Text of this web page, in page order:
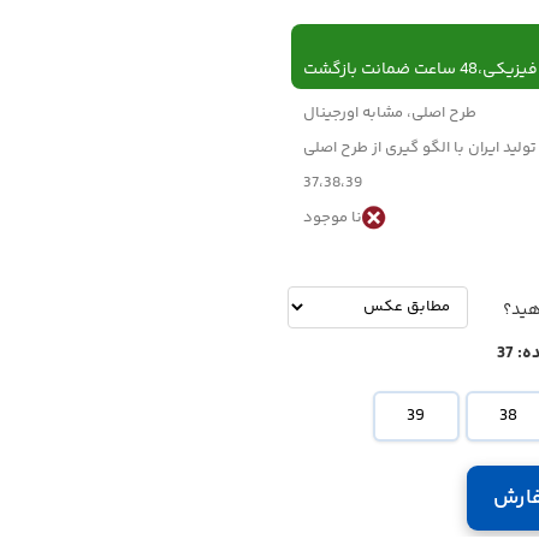
ضمانت بازگشت
طرح اصلی، مشابه اورجینال
تولید ایران با الگو گیری از طرح اصلی
37،38،39
نا موجود
37
38
39